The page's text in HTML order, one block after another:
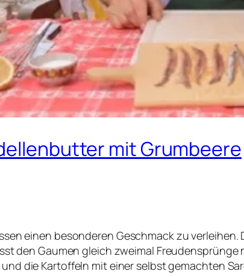
mit Grumbeere
einen besonderen Geschmack zu
den Gaumen gleich zweimal
die Kartoffeln mit einer selbst gemachten